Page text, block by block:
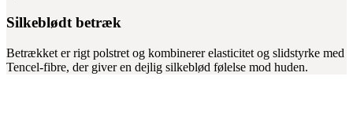
Silkeblødt betræk
Betrækket er rigt polstret og kombinerer elasticitet og slidstyrke med
Tencel-fibre, der giver en dejlig silkeblød følelse mod huden.